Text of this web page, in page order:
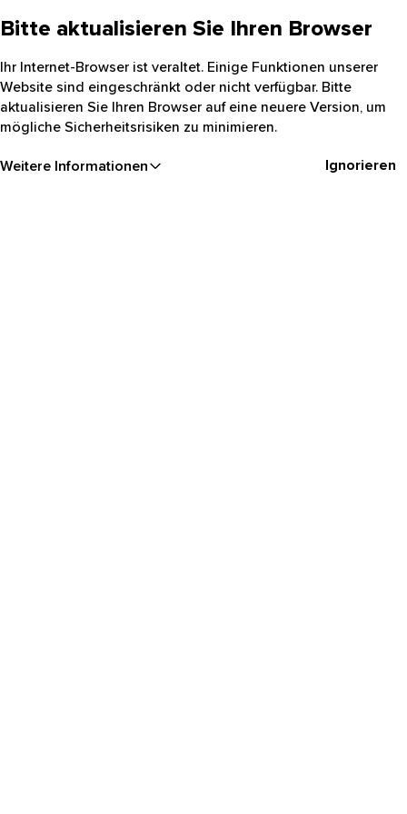
Bitte aktualisieren Sie Ihren Browser
Ihr Internet-Browser ist veraltet. Einige Funktionen unserer
Website sind eingeschränkt oder nicht verfügbar. Bitte
aktualisieren Sie Ihren Browser auf eine neuere Version, um
mögliche Sicherheitsrisiken zu minimieren.
Weitere Informationen Ignorieren